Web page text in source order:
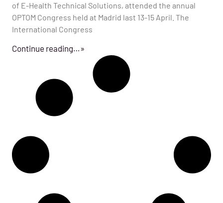
of E-Health Technical Solutions, attended the annual
OPTOM Congress held at Madrid last 13-15 April. The
International Congress
Continue reading…»